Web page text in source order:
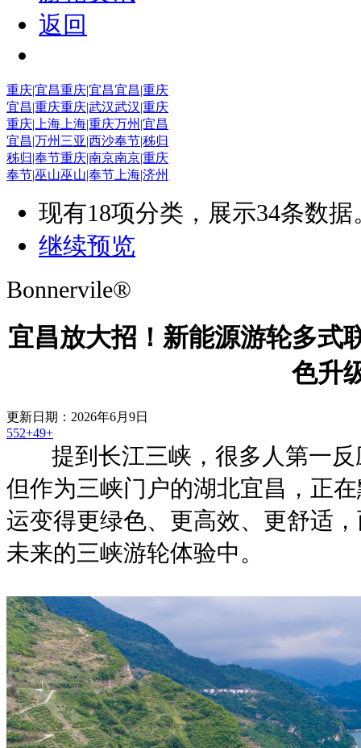
返回
重庆|宜昌重庆|宜昌宜昌|重庆
宜昌|重庆重庆|武汉武汉|重庆
重庆|上海 上海|重庆万州|宜昌
宜昌|万州 三亚|西沙奉节|秭归
秭归|奉节重庆|南京南京|重庆
奉节|巫山巫山|奉节 上海|济州
现有18项分类，展示34条数据
继续预览
Bonnervile®
宜昌放大招！新能源游轮多式
色升
更新日期：2026年6月9日
552+49+
提到长江三峡，很多人第一反
但作为三峡门户的湖北宜昌，正
运变得更绿色、更高效、更舒适
未来的三峡游轮体验中。